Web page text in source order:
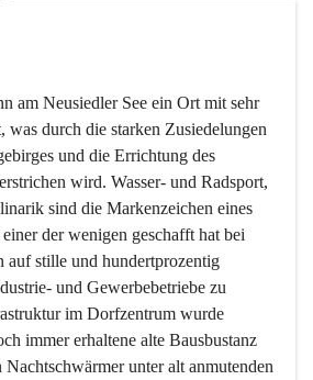
am Neusiedler See ein Ort mit sehr
was durch die starken Zusiedelungen
und die Errichtung des
wird. Wasser- und Radsport,
sind die Markenzeichen eines
der wenigen geschafft hat bei
auf stille und hundertprozentig
und Gewerbebetriebe zu
im Dorfzentrum wurde
immer erhaltene alte Bausbustanz
Nachtschwärmer unter alt anmutenden